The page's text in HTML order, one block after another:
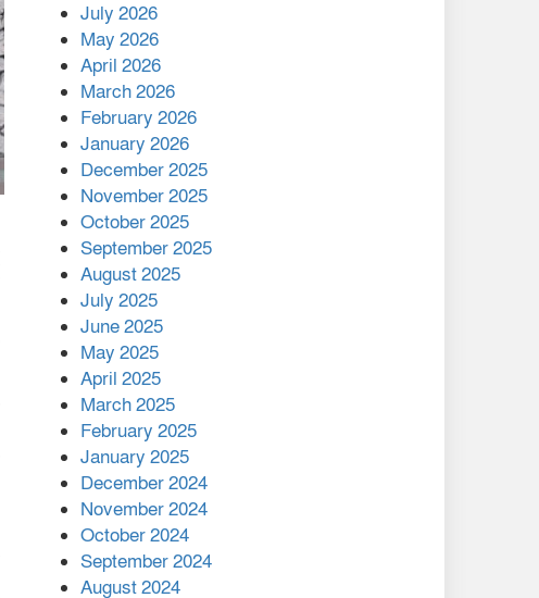
কাপ্তাই প্রেস ক্লাবের সভাপতি
মাহফুজ, সম্পাদক রিপন মারমা
নির্বাচিত
মালয়েশিয়ার প্রধানমন্ত্রীকে চিঠি
দেয়ার পর ফোন তারেক
রহমানের,গ্যাস সঙ্কট
মোকাবিলায় সহায়তার আশ্বাস
এক বিলিয়ন ডলার বিনিয়োগ
হবে আনোয়ারায়
বান্দরবানে বন্যায় ক্ষতিগ্রস্তদের
মাঝে সহায়তা দিলেন সাচিং প্রু
জেরী
July 2026
May 2026
April 2026
March 2026
February 2026
January 2026
December 2025
November 2025
October 2025
September 2025
August 2025
July 2025
June 2025
May 2025
April 2025
March 2025
February 2025
January 2025
December 2024
November 2024
October 2024
September 2024
August 2024